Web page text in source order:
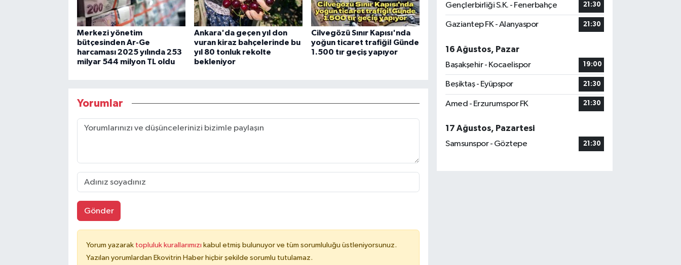
Merkezi yönetim
bütçesinden Ar-Ge
harcaması 2025 yılında 253
milyar 544 milyon TL oldu
Ankara'da geçen yıl don
vuran kiraz bahçelerinde bu
yıl 80 tonluk rekolte
bekleniyor
Cilvegözü Sınır Kapısı'nda
yoğun ticaret trafiği! Günde
1.500 tır geçiş yapıyor
Yorumlar
Gönder
Yorum yazarak topluluk kurallarımızı kabul etmiş bulunuyor ve tüm sorumluluğu üstleniyorsunuz.
Yazılan yorumlardan Ekovitrin Haber hiçbir şekilde sorumlu tutulamaz.
Gençlerbirliği S.K. - Fenerbahçe 21:30
Gaziantep FK - Alanyaspor 21:30
16 Ağustos, Pazar
Başakşehir - Kocaelispor
19:00
Beşiktaş - Eyüpspor 21:30
Amed - Erzurumspor FK 21:30
17 Ağustos, Pazartesi
Samsunspor - Göztepe
21:30